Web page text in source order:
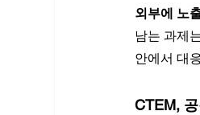
외부에 노
남는 과제
안에서 대
CTEM,